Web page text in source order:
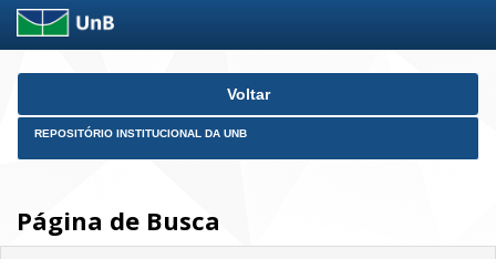
Skip
Voltar
REPOSITÓRIO INSTITUCIONAL DA UNB
Página de Busca